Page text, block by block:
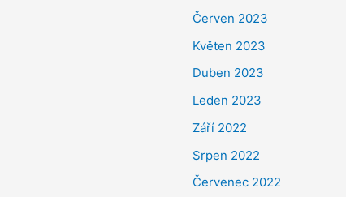
Červen 2023
Květen 2023
Duben 2023
Leden 2023
Září 2022
Srpen 2022
Červenec 2022